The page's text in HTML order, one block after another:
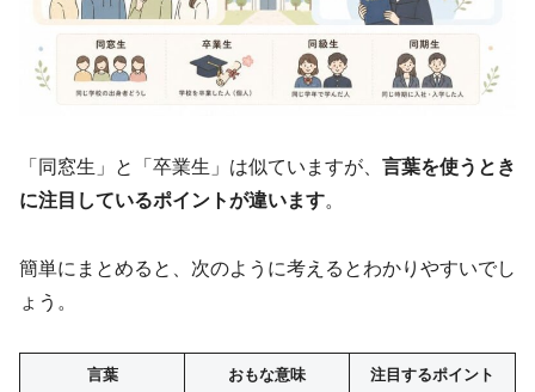
「同窓生」と「卒業生」は似ていますが、 言葉を使うとき
に注目しているポイントが違います。
簡単にまとめると、次のように考えるとわかりやすいでし
ょう。
言葉 おもな意味 注目するポイント